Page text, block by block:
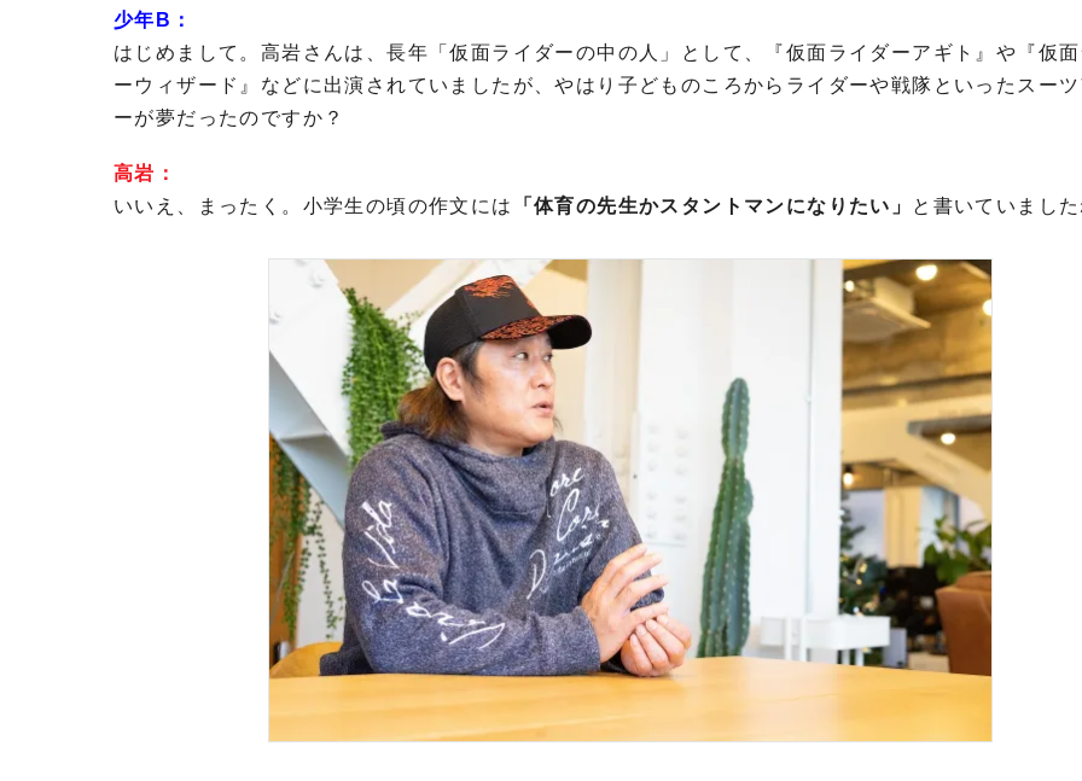
少年B：
はじめまして。高岩さんは、長年「仮面ライダーの中の人」として、『仮面ライダーアギト』や『仮
ーウィザード』などに出演されていましたが、やはり子どものころからライダーや戦隊といったスーツ
ーが夢だったのですか？
高岩：
いいえ、まったく。小学生の頃の作文には
「体育の先生かスタントマンになりたい」 と書いていました